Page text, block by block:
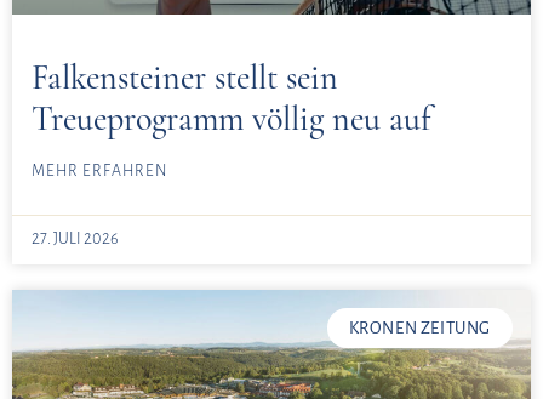
Falkensteiner stellt sein
Treueprogramm völlig neu auf
MEHR ERFAHREN
27. JULI 2026
KRONEN ZEITUNG